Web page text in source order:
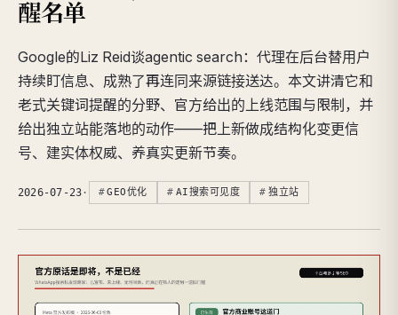
醒名单
Google的Liz Reid谈agentic search：代理在后台替用户
持续盯信息、成熟了再连同来源链接送达。本文讲清它和
老式关键词提醒的分野、官方给出的上线范围与限制，并
给出独立站能落地的动作——把上新做成结构化变更信
号、建实体权威、养真实更新节奏。
2026-07-23 · GEO优化 AI搜索可见度 独立站